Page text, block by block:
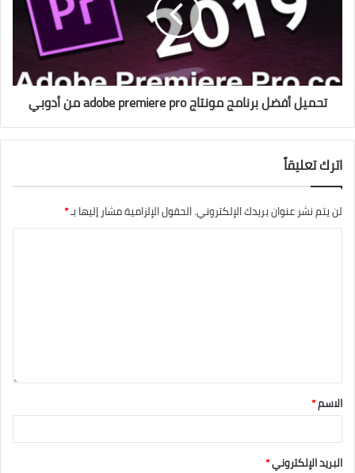
تحميل أفضل برنامج مونتاج adobe premiere pro من أدوبي
اترك تعليقاً
لن يتم نشر عنوان بريدك الإلكتروني.الحقول الإلزامية مشار إليها بـ*
الاسم*
البريد الإلكتروني*